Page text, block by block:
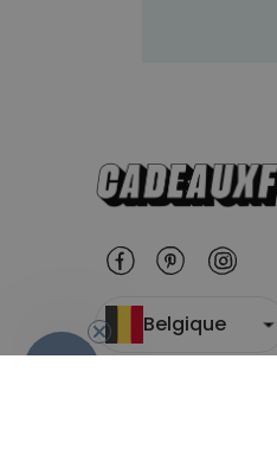
Belgique